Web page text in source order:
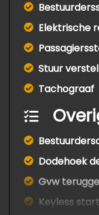
Elektrische
Stuur
Tachograaf
Dodehoek
Gvw
Keyless start